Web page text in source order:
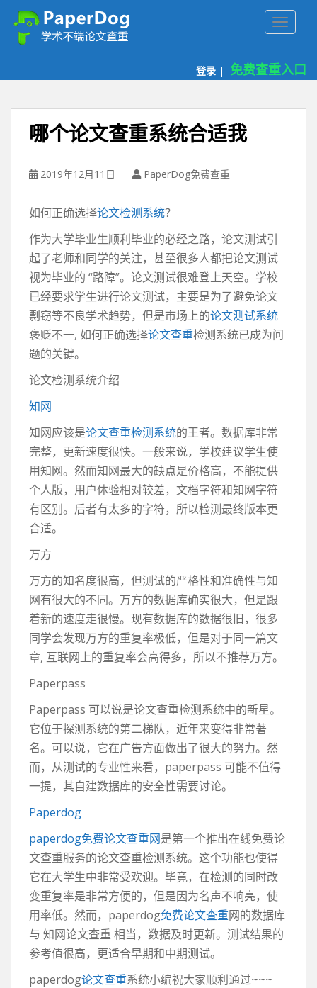
登录 | 免费查重入口
哪个论文查重系统合适我
2019年12月11日 PaperDog免费查重
如何正确选择论文检测系统？
作为大学毕业生顺利毕业的必经之路，论文测试引
起了老师和同学的关注，甚至很多人都把论文测试
视为毕业的 “路障”。论文测试很难登上天空。学校
已经要求学生进行论文测试，主要是为了避免论文
剽窃等不良学术趋势，但是市场上的论文测试系统
褒贬不一, 如何正确选择论文查重检测系统已成为问
题的关键。
论文检测系统介绍
知网
知网应该是论文查重检测系统的王者。数据库非常
完整，更新速度很快。一般来说，学校建议学生使
用知网。然而知网最大的缺点是价格高，不能提供
个人版，用户体验相对较差，文档字符和知网字符
有区别。后者有太多的字符，所以检测最终版本更
合适。
万方
万方的知名度很高，但测试的严格性和准确性与知
网有很大的不同。万方的数据库确实很大，但是跟
着新的速度走很慢。现有数据库的数据很旧，很多
同学会发现万方的重复率极低，但是对于同一篇文
章, 互联网上的重复率会高得多，所以不推荐万方。
Paperpass
Paperpass 可以说是论文查重检测系统中的新星。
它位于探测系统的第二梯队，近年来变得非常著
名。可以说，它在广告方面做出了很大的努力。然
而，从测试的专业性来看，paperpass 可能不值得
一提，其自建数据库的安全性需要讨论。
Paperdog
paperdog免费论文查重网是第一个推出在线免费论
文查重服务的论文查重检测系统。这个功能也使得
它在大学生中非常受欢迎。毕竟，在检测的同时改
变重复率是非常方便的，但是因为名声不响亮，使
用率低。然而，paperdog免费论文查重网的数据库
与 知网论文查重 相当，数据及时更新。测试结果的
参考值很高，更适合早期和中期测试。
paperdog论文查重系统小编祝大家顺利通过~~~